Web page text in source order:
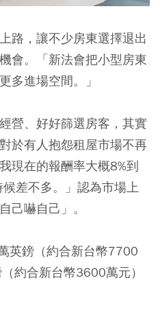
路，讓不少房東選擇退出
會。「新法會把小型房東
多進場空間。」
營、好好篩選房客，其實
於有人抱怨租屋市場不再
現在的報酬率大概8%到
差不多。」認為市場上
己嚇自己」。
英鎊（約合新台幣7700
約合新台幣3600萬元）